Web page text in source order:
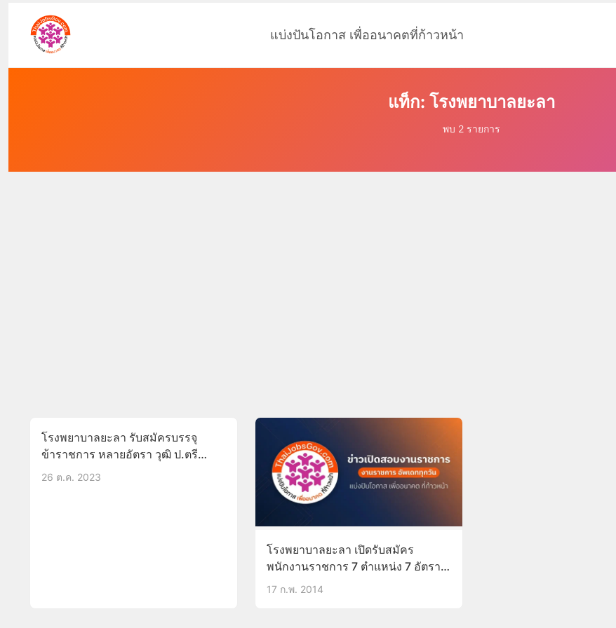
แบ่งปันโอกาส เพื่ออนาคตที่ก้าวหน้า
แท็ก: โรงพยาบาลยะลา
พบ 2 รายการ
โรงพยาบาลยะลา รับสมัครบรรจุ
ข้าราชการ หลายอัตรา วุฒิ ป.ตรี
บัดนี้-30ต.ค.66
26 ต.ค. 2023
โรงพยาบาลยะลา เปิดรับสมัคร
พนักงานราชการ 7 ตำแหน่ง 7 อัตรา
(บัดนี้ – 19 ก.พ.57)
17 ก.พ. 2014